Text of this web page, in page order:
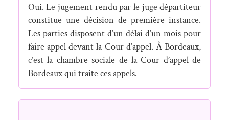
Oui. Le jugement rendu par le juge départiteur
constitue une décision de première instance.
Les parties disposent d’un délai d’un mois pour
faire appel devant la Cour d’appel. À Bordeaux,
c’est la chambre sociale de la Cour d’appel de
Bordeaux qui traite ces appels.